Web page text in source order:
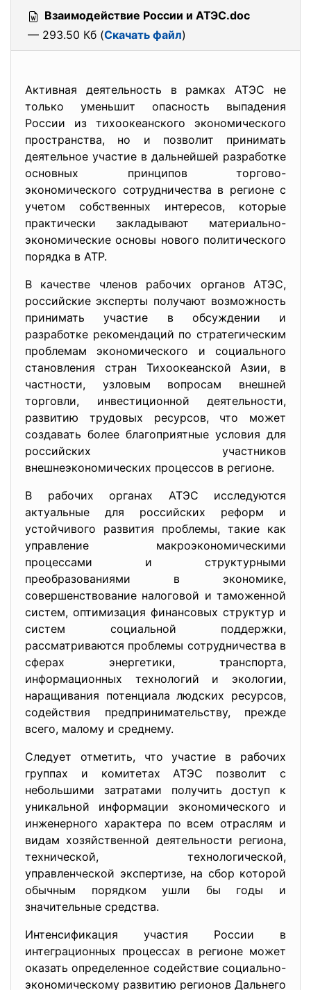
Взаимодействие России и АТЭС.doc
— 293.50 Кб (Скачать файл)
Активная деятельность в рамках АТЭС не
только уменьшит опасность выпадения
России из тихоокеанского экономического
пространства, но и позволит принимать
деятельное участие в дальнейшей разработке
основных принципов торгово-
экономического сотрудничества в регионе с
учетом собственных интересов, которые
практически закладывают материально-
экономические основы нового политического
порядка в АТР.
В качестве членов рабочих органов АТЭС,
российские эксперты получают возможность
принимать участие в обсуждении и
разработке рекомендаций по стратегическим
проблемам экономического и социального
становления стран Тихоокеанской Азии, в
частности, узловым вопросам внешней
торговли, инвестиционной деятельности,
развитию трудовых ресурсов, что может
создавать более благоприятные условия для
российских участников
внешнеэкономических процессов в регионе.
В рабочих органах АТЭС исследуются
актуальные для российских реформ и
устойчивого развития проблемы, такие как
управление макроэкономическими
процессами и структурными
преобразованиями в экономике,
совершенствование налоговой и таможенной
систем, оптимизация финансовых структур и
систем социальной поддержки,
рассматриваются проблемы сотрудничества в
сферах энергетики, транспорта,
информационных технологий и экологии,
наращивания потенциала людских ресурсов,
содействия предпринимательству, прежде
всего, малому и среднему.
Следует отметить, что участие в рабочих
группах и комитетах АТЭС позволит с
небольшими затратами получить доступ к
уникальной информации экономического и
инженерного характера по всем отраслям и
видам хозяйственной деятельности региона,
технической, технологической,
управленческой экспертизе, на сбор которой
обычным порядком ушли бы годы и
значительные средства.
Интенсификация участия России в
интеграционных процессах в регионе может
оказать определенное содействие социально-
экономическому развитию регионов Дальнего